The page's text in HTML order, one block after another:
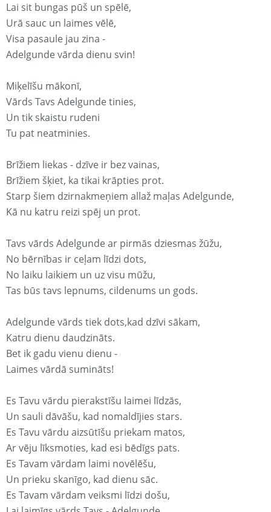
Lai sit bungas pūš un spēlē,
Urā sauc un laimes vēlē,
Visa pasaule jau zina -
Adelgunde vārda dienu svin!
Miķelīšu mākonī,
Vārds Tavs Adelgunde tinies,
Un tik skaistu rudeni
Tu pat neatminies.
Brīžiem liekas - dzīve ir bez vainas,
Brīžiem šķiet, ka tikai krāpties prot.
Starp šiem dzirnakmeņiem allaž maļas Adelgunde,
Kā nu katru reizi spēj un prot.
Tavs vārds Adelgunde ar pirmās dziesmas žūžu,
No bērnības ir ceļam līdzi dots,
No laiku laikiem un uz visu mūžu,
Tas būs tavs lepnums, cildenums un gods.
Adelgunde vārds tiek dots,kad dzīvi sākam,
Katru dienu daudzināts.
Bet ik gadu vienu dienu -
Laimes vārdā sumināts!
Es Tavu vārdu pierakstīšu laimei līdzās,
Un sauli dāvāšu, kad nomaldījies stars.
Es Tavu vārdu aizsūtīšu priekam matos,
Ar vēju līksmoties, kad esi bēdīgs pats.
Es Tavam vārdam laimi novēlēšu,
Un prieku skanīgo, kad dienu sāc.
Es Tavam vārdam veiksmi līdzi došu,